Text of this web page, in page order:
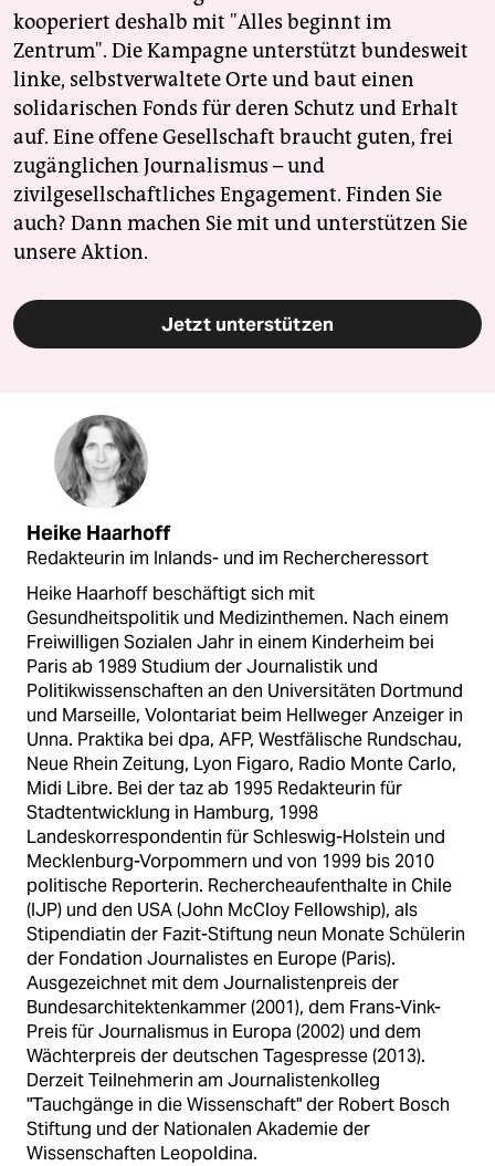
kooperiert deshalb mit "Alles beginnt im
Zentrum". Die Kampagne unterstützt bundesweit
linke, selbstverwaltete Orte und baut einen
solidarischen Fonds für deren Schutz und Erhalt
auf. Eine offene Gesellschaft braucht guten, frei
zugänglichen Journalismus – und
zivilgesellschaftliches Engagement. Finden Sie
auch? Dann machen Sie mit und unterstützen Sie
unsere Aktion.
Jetzt unterstützen
Heike Haarhoff
Redakteurin im Inlands- und im Rechercheressort
Heike Haarhoff beschäftigt sich mit
Gesundheitspolitik und Medizinthemen. Nach einem
Freiwilligen Sozialen Jahr in einem Kinderheim bei
Paris ab 1989 Studium der Journalistik und
Politikwissenschaften an den Universitäten Dortmund
und Marseille, Volontariat beim Hellweger Anzeiger in
Unna. Praktika bei dpa, AFP, Westfälische Rundschau,
Neue Rhein Zeitung, Lyon Figaro, Radio Monte Carlo,
Midi Libre. Bei der taz ab 1995 Redakteurin für
Stadtentwicklung in Hamburg, 1998
Landeskorrespondentin für Schleswig-Holstein und
Mecklenburg-Vorpommern und von 1999 bis 2010
politische Reporterin. Rechercheaufenthalte in Chile
(IJP) und den USA (John McCloy Fellowship), als
Stipendiatin der Fazit-Stiftung neun Monate Schülerin
der Fondation Journalistes en Europe (Paris).
Ausgezeichnet mit dem Journalistenpreis der
Bundesarchitektenkammer (2001), dem Frans-Vink-
Preis für Journalismus in Europa (2002) und dem
Wächterpreis der deutschen Tagespresse (2013).
Derzeit Teilnehmerin am Journalistenkolleg
"Tauchgänge in die Wissenschaft" der Robert Bosch
Stiftung und der Nationalen Akademie der
Wissenschaften Leopoldina.